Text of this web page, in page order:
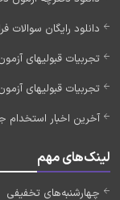
دانلود رایگان سوالات
تجربیات قبولیهای
تجربیات قبولیهای
آخرین اخبار استخدام جمعیت
لینک‌های مهم
چهارشنبه‌های تخفیفی